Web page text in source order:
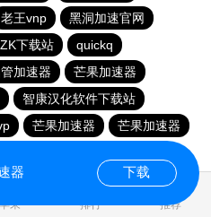
老王vnp
黑洞加速官网
下载站
quickq
加速器
芒果加速器
智康汉化软件下载站
芒果加速器
芒果加速器
果 排行 推荐
器 下载
0.091609s